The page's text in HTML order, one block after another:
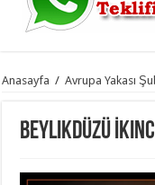
Anasayfa / Avrupa Yakası
Beylikdüzü